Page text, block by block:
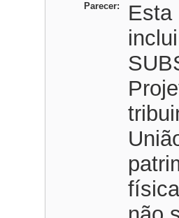
Parecer:
Esta